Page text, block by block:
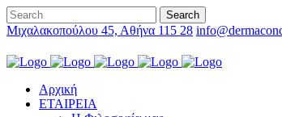
Μιχαλακοπούλου 45, Αθήνα 115 28
Αρχική
ΕΤΑΙΡΕΙΑ